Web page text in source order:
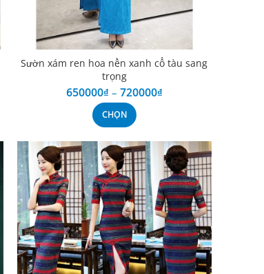
Sườn xám ren hoa nền xanh cổ tàu sang
trọng
650000₫ – 720000₫
CHỌN